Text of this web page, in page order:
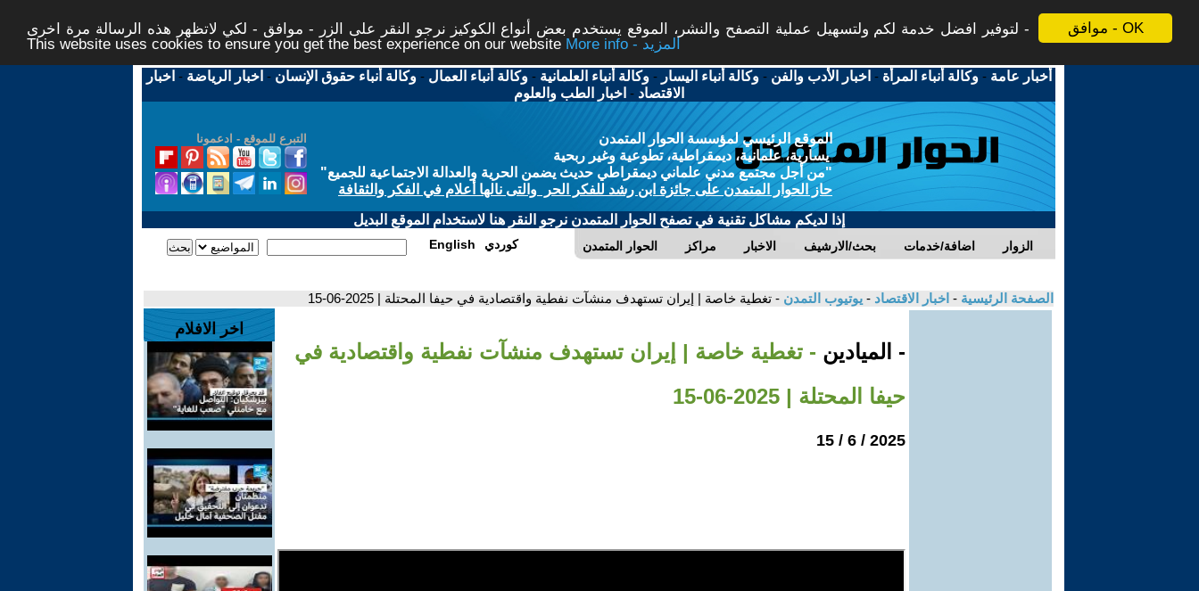
موافق - OK
لتوفير افضل خدمة لكم ولتسهيل عملية التصفح والنشر، الموقع يستخدم بعض أنواع الكوكيز نرجو النقر على الزر - موافق - لكي لاتظهر هذه الرسالة مرة اخرى -
This website uses cookies to ensure you get the best experience on our website
More info - المزيد
أخبار عامة -وكالة أنباء المرأة - اخبار الأدب والفن -وكالة أنباء اليسار -وكالة أنباء العلمانية -وكالة أنباء العمال -وكالة أنباء حقوق الإنسان - اخبار الرياضة - اخبار
الاقتصاد - اخبار الطب والعلوم
التبرع للموقع - ادعمونا
الموقع الرئيسي لمؤسسة الحوار المتمدن
يسارية، علمانية، ديمقراطية، تطوعية وغير ربحية
"من أجل مجتمع مدني علماني ديمقراطي حديث يضمن الحرية والعدالة الاجتماعية للجميع"
حاز الحوار المتمدن على جائزة ابن رشد للفكر الحر والتى نالها أعلام في الفكر والثقافة
إذا لديكم مشاكل تقنية في تصفح الحوار المتمدن نرجو النقر هنا لاستخدام الموقع البديل
الحوار المتمدن مراكز الاخبار بحث/الارشيف اضافة/خدمات الزوار English كوردي
الصفحة الرئيسية - اخبار الاقتصاد - يوتيوب التمدن - تغطية خاصة | إيران تستهدف منشآت نفطية واقتصادية في حيفا المحتلة | 2025-06-15
- الميادين - تغطية خاصة | إيران تستهدف منشآت نفطية واقتصادية في
حيفا المحتلة | 2025-06-15
2025 / 6 / 15
اخر الافلام